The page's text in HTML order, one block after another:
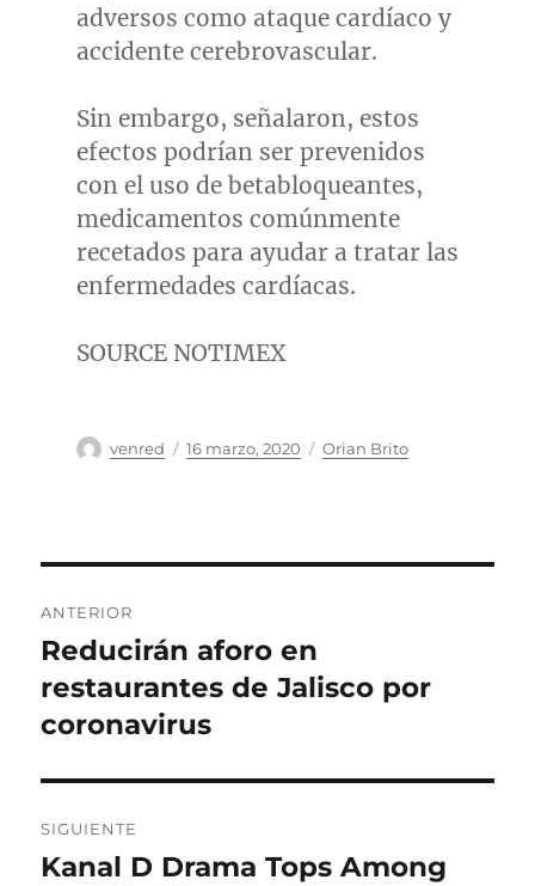
adversos como ataque cardíaco y
accidente cerebrovascular.
Sin embargo, señalaron, estos
efectos podrían ser prevenidos
con el uso de betabloqueantes,
medicamentos comúnmente
recetados para ayudar a tratar las
enfermedades cardíacas.
SOURCE NOTIMEX
Autor
venred
Publicado
16 marzo, 2020 Categorías
Orian Brito
de
entradas
ANTERIOR
Entrada
anterior:
Reducirán aforo en
restaurantes de Jalisco por
coronavirus
SIGUIENTE
Entrada
Kanal D Drama Tops Among